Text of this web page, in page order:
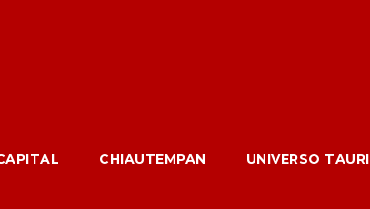
CHIAUTEMPAN UNIVERSO